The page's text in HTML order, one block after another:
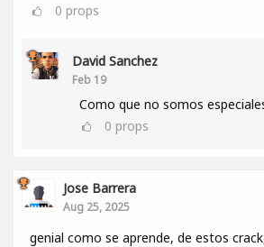
0 props
David Sanchez
Feb 19
Como que no somos
0 props
Jose Barrera
Aug 25, 2025
genial como se aprende, de estos